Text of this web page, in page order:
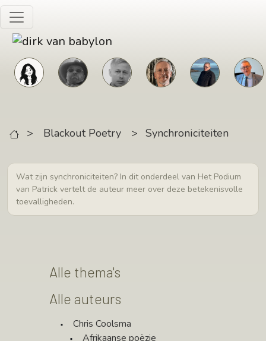
Skip to main content
> Blackout Poetry > Synchroniciteiten
Wat zijn synchroniciteiten? In dit onderdeel van Het Podium
van Patrick vertelt de auteur meer over deze betekenisvolle
toevalligheden.
Alle thema's
Alle auteurs
Chris Coolsma
Afrikaanse poëzie